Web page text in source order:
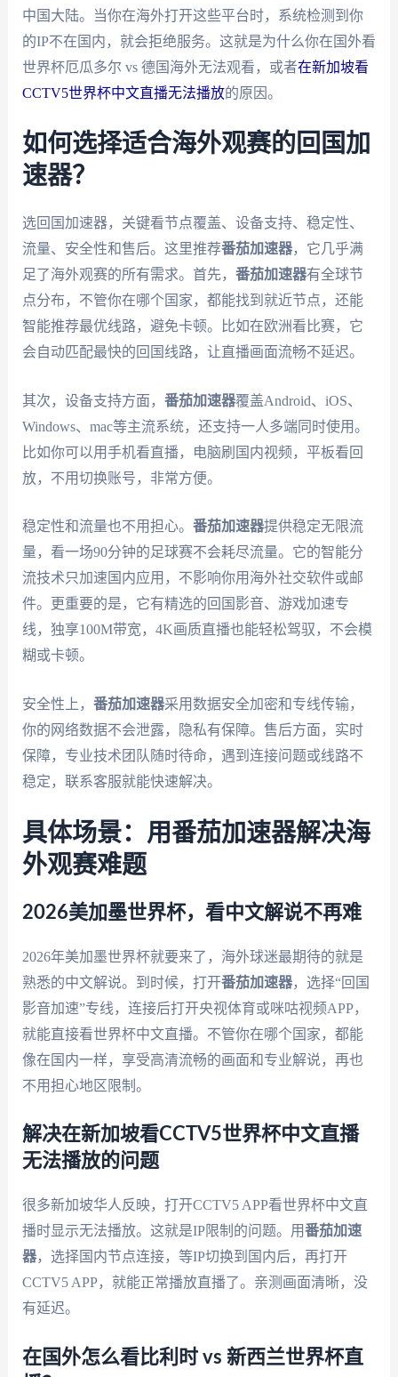
中国大陆。当你在海外打开这些平台时，系统检测到你
的IP不在国内，就会拒绝服务。这就是为什么你在国外看
世界杯厄瓜多尔 vs 德国海外无法观看，或者在新加坡看
CCTV5世界杯中文直播无法播放的原因。
如何选择适合海外观赛的回国加
速器？
选回国加速器，关键看节点覆盖、设备支持、稳定性、
流量、安全性和售后。这里推荐番茄加速器，它几乎满
足了海外观赛的所有需求。首先， 番茄加速器有全球节
点分布，不管你在哪个国家，都能找到就近节点，还能
智能推荐最优线路，避免卡顿。比如在欧洲看比赛，它
会自动匹配最快的回国线路，让直播画面流畅不延迟。
其次，设备支持方面， 番茄加速器覆盖Android、iOS、
Windows、mac等主流系统，还支持一人多端同时使用。
比如你可以用手机看直播，电脑刷国内视频，平板看回
放，不用切换账号，非常方便。
稳定性和流量也不用担心。 番茄加速器提供稳定无限流
量，看一场90分钟的足球赛不会耗尽流量。它的智能分
流技术只加速国内应用，不影响你用海外社交软件或邮
件。更重要的是，它有精选的回国影音、游戏加速专
线，独享100M带宽，4K画质直播也能轻松驾驭，不会模
糊或卡顿。
安全性上， 番茄加速器采用数据安全加密和专线传输，
你的网络数据不会泄露，隐私有保障。售后方面，实时
保障，专业技术团队随时待命，遇到连接问题或线路不
稳定，联系客服就能快速解决。
具体场景：用番茄加速器解决海
外观赛难题
2026美加墨世界杯，看中文解说不再难
2026年美加墨世界杯就要来了，海外球迷最期待的就是
熟悉的中文解说。到时候，打开番茄加速器，选择“回国
影音加速”专线，连接后打开央视体育或咪咕视频APP，
就能直接看世界杯中文直播。不管你在哪个国家，都能
像在国内一样，享受高清流畅的画面和专业解说，再也
不用担心地区限制。
解决在新加坡看CCTV5世界杯中文直播
无法播放的问题
很多新加坡华人反映，打开CCTV5 APP看世界杯中文直
播时显示无法播放。这就是IP限制的问题。用番茄加速
器，选择国内节点连接，等IP切换到国内后，再打开
CCTV5 APP，就能正常播放直播了。亲测画面清晰，没
有延迟。
在国外怎么看比利时 vs 新西兰世界杯直